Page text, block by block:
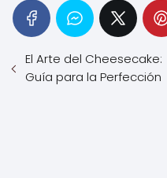
El Arte del Cheesecake:
Guía para la Perfección